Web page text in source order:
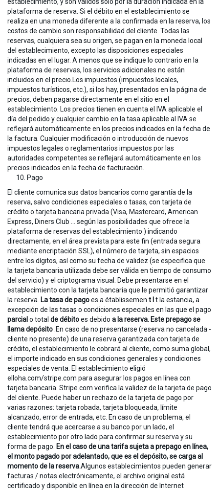
establecimiento, y son válidos solo por la duración indicada en la
plataforma de reserva. Si el débito en el establecimiento se
realiza en una moneda diferente a la confirmada en la reserva, los
costos de cambio son responsabilidad del cliente. Todas las
reservas, cualquiera sea su origen, se pagan en la moneda local
del establecimiento, excepto las disposiciones especiales
indicadas en el lugar. A menos que se indique lo contrario en la
plataforma de reservas, los servicios adicionales no están
incluidos en el precio.Los impuestos (impuestos locales,
impuestos turísticos, etc.), si los hay, presentados en la página de
precios, deben pagarse directamente en el sitio en el
establecimiento. Los precios tienen en cuenta el IVA aplicable el
día del pedido y cualquier cambio en la tasa aplicable al IVA se
reflejará automáticamente en los precios indicados en la fecha de
la factura. Cualquier modificación o introducción de nuevos
impuestos legales o reglamentarios impuestos por las
autoridades competentes se reflejará automáticamente en los
precios indicados en la fecha de facturación.
Pago
El cliente comunica sus datos bancarios como garantía de la
reserva, salvo condiciones especiales o tasas, con tarjeta de
crédito o tarjeta bancaria privada (Visa, Mastercard, American
Express, Diners Club ... según las posibilidades que ofrece la
plataforma de reservas del establecimiento ) indicando
directamente, en el área prevista para este fin (entrada segura
mediante encriptación SSL), el número de tarjeta, sin espacios
entre los dígitos, así como su fecha de validez (se especifica que
la tarjeta bancaria utilizada debe ser válida en tiempo de consumo
del servicio) y el criptograma visual. Debe presentarse en el
establecimiento con la tarjeta bancaria que le permitió garantizar
la reserva. La tasa de pagoes a établissemen t t la estancia, a
excepción de las tasas o condiciones especiales en las que el pago
parcial o total de débitoes debido a la reserva. Este prepago se
llama depósito.En caso de no presentarse (reserva no cancelada -
cliente no presente) de una reserva garantizada con tarjeta de
crédito, el establecimiento le cobrará al cliente, como suma global,
el importe indicado en sus condiciones generales y condiciones
especiales de venta. El establecimiento eligió
elloha.com/stripe.com para asegurar los pagos en línea con
tarjeta bancaria. Stripe.com verifica la validez de la tarjeta de pago
del cliente. Puede haber un rechazo de la tarjeta de pago por
varias razones: tarjeta robada, tarjeta bloqueada, límite
alcanzado, error de entrada, etc. En caso de un problema, el
cliente tendrá que acercarse a su banco por un lado, el
establecimiento por otro lado para confirmar su reserva y su
forma de pago. En el caso de una tarifa sujeta a prepago en línea,
el monto pagado por adelantado, que es el depósito, se carga al
momento de la reserva.Algunos establecimientos pueden generar
facturas / notas electrónicamente, el archivo original está
certificado y disponible en línea en la dirección de Internet